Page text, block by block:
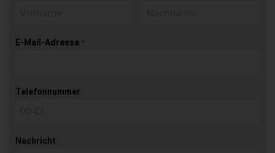
E-Mail-Adresse *
Telefonnummer
Nachricht